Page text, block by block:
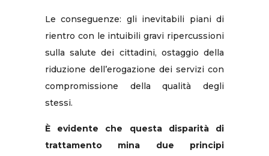
Le conseguenze: gli inevitabili piani di
rientro con le intuibili gravi ripercussioni
sulla salute dei cittadini, ostaggio della
riduzione dell’erogazione dei servizi con
compromissione della qualità degli
stessi.
È evidente che questa disparità di
trattamento mina due principi